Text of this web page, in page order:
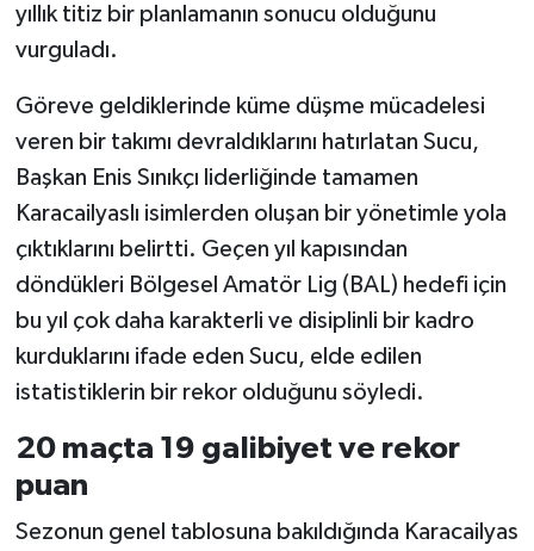
yıllık titiz bir planlamanın sonucu olduğunu
vurguladı.
Göreve geldiklerinde küme düşme mücadelesi
veren bir takımı devraldıklarını hatırlatan Sucu,
Başkan Enis Sınıkçı liderliğinde tamamen
Karacailyaslı isimlerden oluşan bir yönetimle yola
çıktıklarını belirtti. Geçen yıl kapısından
döndükleri Bölgesel Amatör Lig (BAL) hedefi için
bu yıl çok daha karakterli ve disiplinli bir kadro
kurduklarını ifade eden Sucu, elde edilen
istatistiklerin bir rekor olduğunu söyledi.
20 maçta 19 galibiyet ve rekor
puan
Sezonun genel tablosuna bakıldığında Karacailyas